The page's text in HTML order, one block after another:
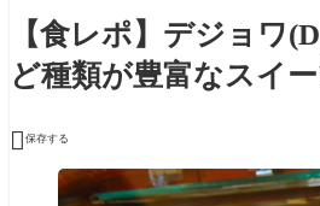
【食レポ】デジョワ
ど種類が豊富なスイ
 保存する